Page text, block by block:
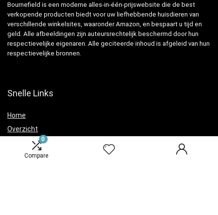
0
Compare
Bournefield is een moderne alles-in-één-prijswebsite die de best
verkopende producten biedt voor uw liefhebbende huisdieren van
verschillende winkelsites, waaronder Amazon, en bespaart u tijd en
geld. Alle afbeeldingen zijn auteursrechtelijk beschermd door hun
respectievelijke eigenaren. Alle geciteerde inhoud is afgeleid van hun
respectievelijke bronnen.
Snelle Links
Home
Overzicht
Blogs